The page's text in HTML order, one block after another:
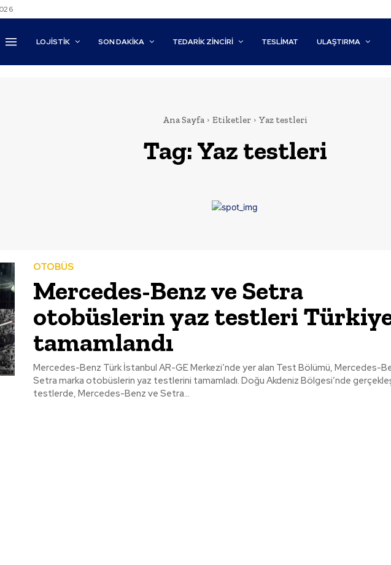
LOJİSTİK SON DAKİKA TEDARIK ZINCIRI TESLIMAT ULAŞTIRMA
Ana Sayfa Etiketler Yaz testleri
Tag:Yaz testleri
OTOBÜS
Mercedes-Benz ve Setra
otobüslerin yaz testleri
tamamlandı
Mercedes-Benz Türk İstanbul AR-GE Merkezi’nde yer alan Test Bölümü, Mercedes-
Setra marka otobüslerin yaz testlerini tamamladı. Doğu Akdeniz Bölgesi’nde gerçekleştirilen
testlerde, Mercedes-Benz ve Setra...